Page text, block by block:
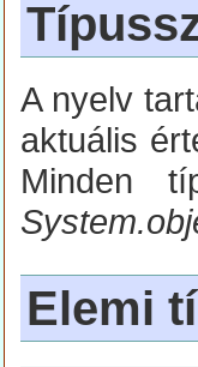
A nyelv
aktuális
Minden
Elemi